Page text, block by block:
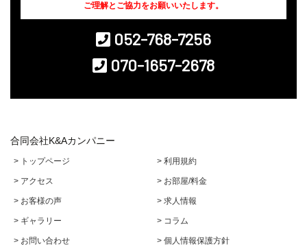
ご理解とご協力をお願いいたします。
052-768-7256
070-1657-2678
合同会社K&Aカンパニー
> トップページ > 利用規約
> アクセス > お部屋/料金
> お客様の声 > 求人情報
> ギャラリー > コラム
> お問い合わせ > 個人情報保護方針